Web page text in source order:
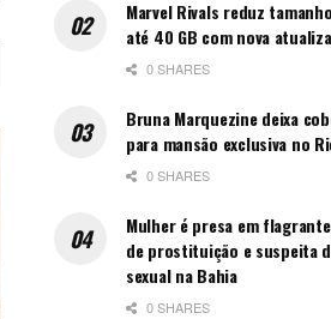
Marvel Rivals reduz
até 40 GB com nova
0 SHARES
Bruna Marquezine deixa
para mansão exclusiva no
0 SHARES
Mulher é presa em
de prostituição e suspeita
sexual na Bahia
0 SHARES